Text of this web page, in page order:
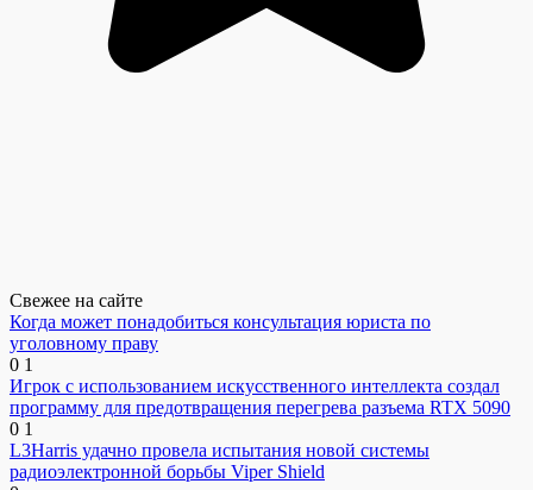
Свежее на сайте
Когда может понадобиться консультация юриста по
уголовному праву
0 1
Игрок с использованием искусственного интеллекта создал
программу для предотвращения перегрева разъема RTX 5090
0 1
L3Harris удачно провела испытания новой системы
радиоэлектронной борьбы Viper Shield